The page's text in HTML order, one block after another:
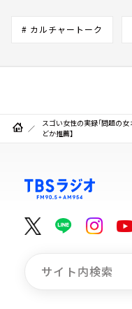
# カルチャートーク
スゴい女性の実録「問題の女
どか推薦】